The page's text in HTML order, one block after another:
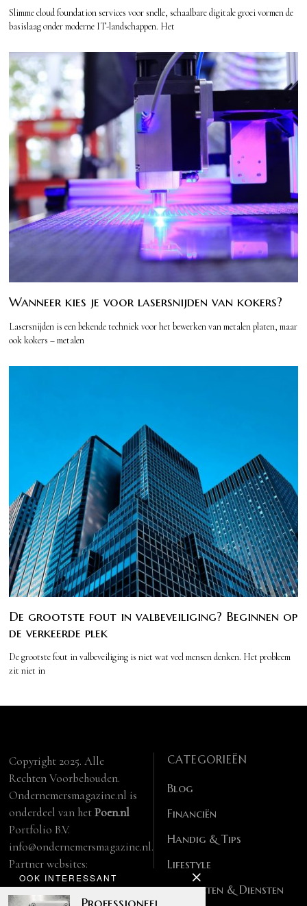
OOK INTERESSANT
Slimme cloud foundation services voor snelle, schaalbare digitale groei vormen de
basislaag onder moderne IT-landschappen. Het
Wanneer kies je voor lasersnijden van kokers?
Lasersnijden is een bekende techniek voor het bewerken van metalen platen, maar
ook kokers – metalen
De grootste fout in valbeveiliging? Beginnen op
de verkeerde plek
De grootste fout in valbeveiliging is niet wat veel mensen denken. Het probleem
zit niet in
Copyright 2025. Alle
Rechten Voorbehouden.
Ondernemersmagazine.nl is
onderdeel van hetPoen.nl
Portfolio B.V.
info@ondernemersmagazine.nl.
Partner websites:
manbase.nl
feitelijk.be
CATEGORIEËN
Blog
Financiën
Handig & Tips
Lifestyle
Producten & Diensten